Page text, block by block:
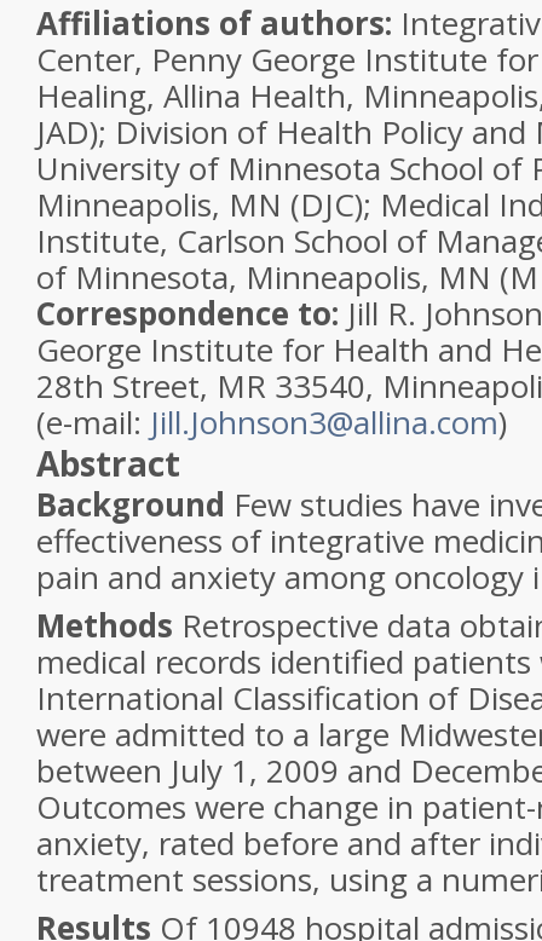
Affiliations of authors:
Center, Penny George Institute
Healing, Allina Health,
JAD); Division of Health Policy
University of Minnesota School of
Minneapolis, MN (DJC); Medical
Institute, Carlson School of
of Minnesota, Minneapolis, MN
Correspondence to: Jill R.
George Institute for Health and
28th Street, MR 33540,
(e-mail: Jill.Johnson3@allina.com)
Abstract
Background Few studies have
effectiveness of integrative
pain and anxiety among oncology
Methods Retrospective data
medical records identified
International Classification of
were admitted to a large
between July 1, 2009 and
Outcomes were change in
anxiety, rated before and after
treatment sessions, using a
Results Of 10948 hospital